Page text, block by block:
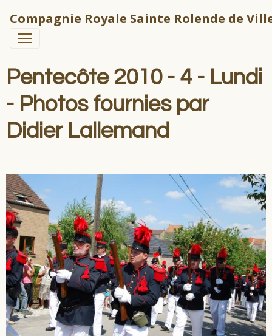
Compagnie Royale Sainte Rolende de
Pentecôte 2010 - 4 - Lundi
- Photos fournies par
Didier Lallemand